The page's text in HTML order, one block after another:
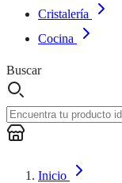
Cristalería
Cocina
Buscar
Inicio